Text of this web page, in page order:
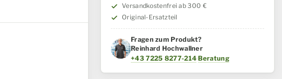
Steyr
Menge
Versandkostenfrei ab 300 €
Original-Ersatzteil
Fragen zum Produkt?
Reinhard Hochwallner
+43 7225 8277-214·Beratung